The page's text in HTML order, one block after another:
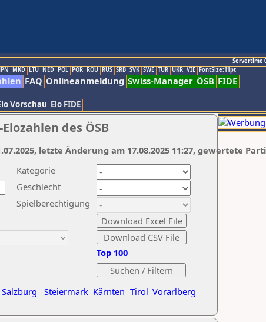
Servertime
MKD LTU NED POL POR ROU RUS SRB SVK SWE TUR UKR VIE FontSize:11pt
FAQ Onlineanmeldung Swiss-Manager ÖSB FIDE
Vorschau Elo FIDE
des ÖSB
Kategorie
Geschlecht
Spielberechtigung
Salzburg Steiermark Kärnten Tirol Vorarlberg
Top 100
letzte Änderung am 17.08.2025 11:27, gewertete